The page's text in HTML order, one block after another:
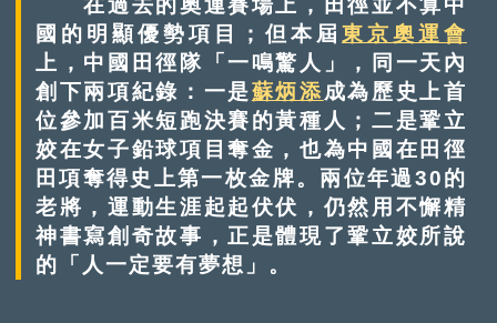
國的明顯優勢項目；但本屆 東京奧運會
上，中國田徑隊「一鳴驚人」，同一天內
創下兩項紀錄：一是蘇炳添成為歷史上首
位參加百米短跑決賽的黃種人；二是鞏立
姣在女子鉛球項目奪金，也為中國在田徑
田項奪得史上第一枚金牌。兩位年過30的
老將，運動生涯起起伏伏，仍然用不懈精
神書寫創奇故事，正是體現了鞏立姣所說
的「人一定要有夢想」。